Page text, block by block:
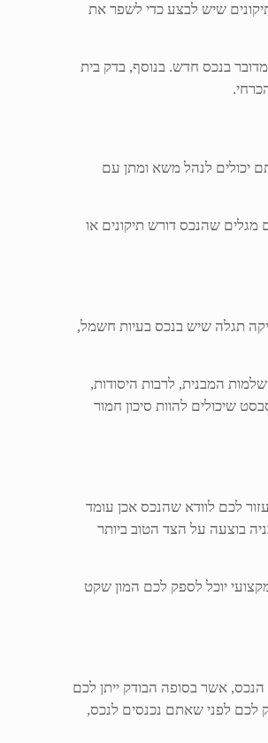
שיש לבצע כדי לשפר את
בנכס חדש. בנוסף, בדק בית
יכולים לנהל משא ומתן עם
מגלים שהנכס דורש תיקונים או
תגלה שיש בנכס בעיות חשמל,
המבנית, לרבות היסודות,
שיכולים להוות סיכון חמור
לכם לוודא שהנכס אכן עומד
בוצעה על הצד הטוב ביותר
יוכל לספק לכם המון שקט
אשר בסופה הבודק ייתן לכם
לכם לפני שאתם נכנסים לנכס,